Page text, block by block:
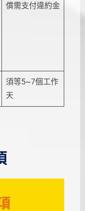
償需支付違約金
須等5~7個工作
天